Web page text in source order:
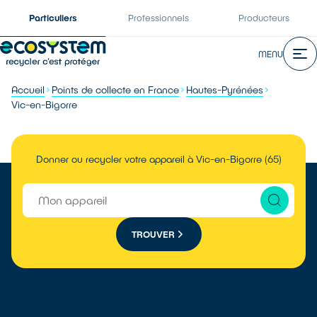
Particuliers Professionnels Producteurs
MENU
Accueil Points de collecte en France
Hautes-Pyrénées
Vic-en-Bigorre
Donner ou recycler votre appareil à Vic-en-Bigorre (65)
TROUVER